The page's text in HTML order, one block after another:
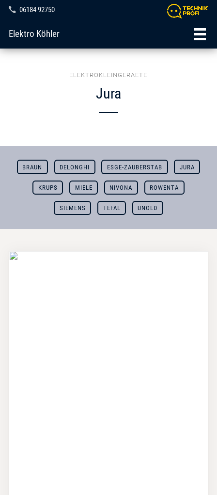
06184 92750
Elektro Köhler
ELEKTROKLEINGERAETE
Jura
BRAUN DELONGHI ESGE-ZAUBERSTAB JURA
KRUPS MIELE NIVONA ROWENTA
SIEMENS TEFAL UNOLD